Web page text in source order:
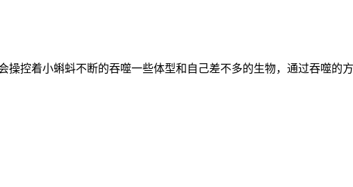
操控着小蝌蚪不断的吞噬一些体型和自己差不多的生物，通过吞噬的